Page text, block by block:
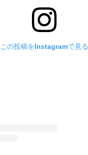
この投稿をInstagramで見る